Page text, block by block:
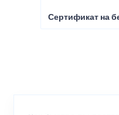
Сертификат на